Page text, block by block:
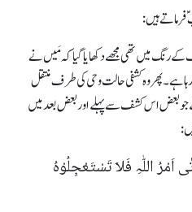
رنگ میں تھی مجھے دکھایا گیا کہ مَیں نے
ہے۔ پھر وہ کشفی حالت وحی کی طرف منتقل
جو بعض اس کشف سے پہلے اور بعض بعد میں
:
اَمْرُ اللّٰہِ فَلَا تَسْتَعْجِلُوْہُ